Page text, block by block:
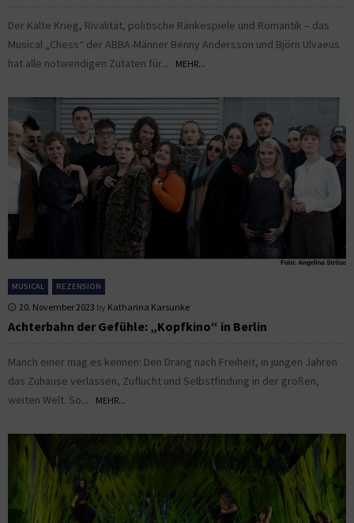
Der Kalte Krieg, Rivalität, politische Ränkespiele und Romantik – das
Musical „Chess“ der ABBA-Männer Benny Andersson und Björn Ulvaeus
hat alle notwendigen Zutaten für...
MEHR...
MUSICAL REZENSION
20. November 2023 by Katharina Karsunke
Achterbahn der Gefühle: „Kopfkino“ in Berlin
Manch einer mag es kennen: Den Drang nach Freiheit, in jungen Jahren
das Zuhause verlassen, Zuflucht und Selbstfindung in der großen,
weiten Welt. So...
MEHR...